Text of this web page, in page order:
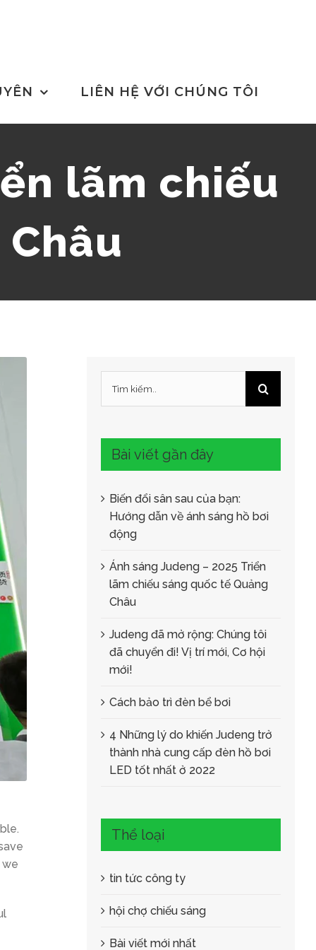
LIÊN HỆ VỚI CHÚNG TÔI
lãm chiếu
.
we
kiếm:
Bài viết gần đây
Biến đổi sân sau của bạn:
Hướng dẫn về ánh sáng hồ bơi
động
Ánh sáng Judeng – 2025 Triển
lãm chiếu sáng quốc tế Quảng
Châu
Judeng đã mở rộng: Chúng tôi
đã chuyển đi! Vị trí mới, Cơ hội
mới!
Cách bảo trì đèn bể bơi
4 Những lý do khiến Judeng trở
thành nhà cung cấp đèn hồ bơi
LED tốt nhất ở 2022
Thể loại
tin tức công ty
hội chợ chiếu sáng
Bài viết mới nhất